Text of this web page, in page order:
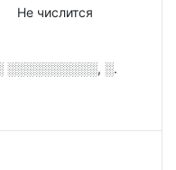
Не числится
░░░░░░░░░░, ░.